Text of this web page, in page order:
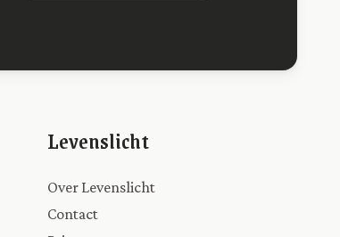
Levenslicht
Over Levenslicht
Contact